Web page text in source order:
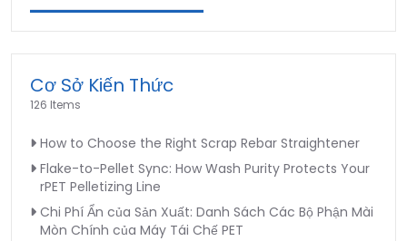
Cơ Sở Kiến Thức
126 Items
How to Choose the Right Scrap Rebar Straightener
Flake-to-Pellet Sync: How Wash Purity Protects Your
rPET Pelletizing Line
Chi Phí Ẩn của Sản Xuất: Danh Sách Các Bộ Phận Mài
Mòn Chính của Máy Tái Chế PET